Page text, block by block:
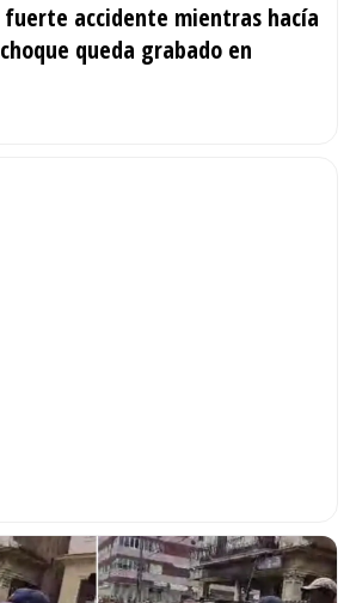
fuerte accidente mientras hacía
queda grabado en